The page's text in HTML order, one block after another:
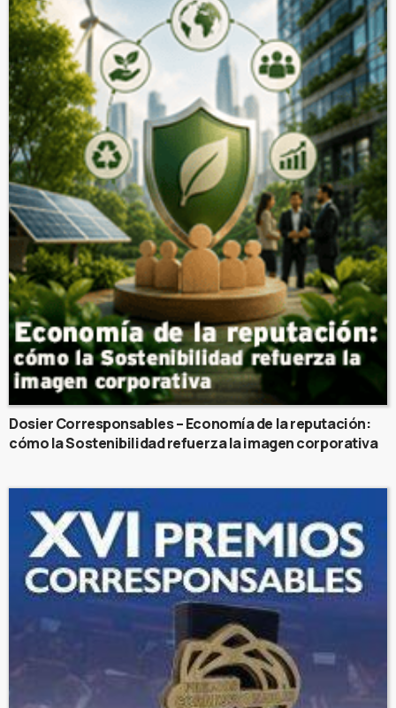
Dosier Corresponsables – Economía de la reputación:
cómo la Sostenibilidad refuerza la imagen corporativa